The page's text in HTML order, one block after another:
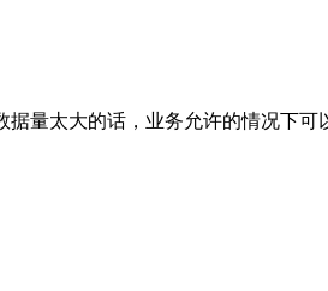
据量太大的话，业务允许的情况下可